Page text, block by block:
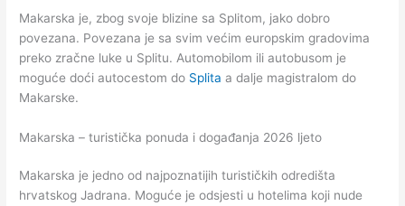
Makarska je, zbog svoje blizine sa Splitom, jako dobro
povezana. Povezana je sa svim većim europskim gradovima
preko zračne luke u Splitu. Automobilom ili autobusom je
moguće doći autocestom do Splita a dalje magistralom do
Makarske.
Makarska – turistička ponuda i događanja 2026 ljeto
Makarska je jedno od najpoznatijih turističkih odredišta
hrvatskog Jadrana. Moguće je odsjesti u hotelima koji nude